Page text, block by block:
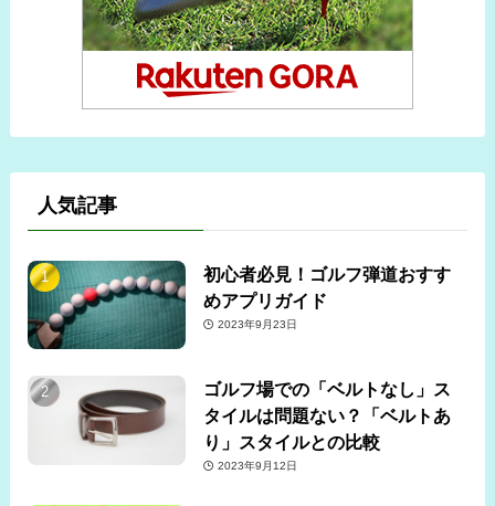
人気記事
初心者必見！ゴルフ弾道おすす
めアプリガイド
2023年9月23日
ゴルフ場での「ベルトなし」ス
タイルは問題ない？「ベルトあ
り」スタイルとの比較
2023年9月12日